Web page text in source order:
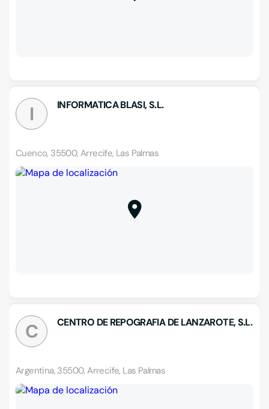
I INFORMATICA BLASI, S.L.
Cuenco, 35500, Arrecife, Las Palmas
C CENTRO DE REPOGRAFIA DE LANZAROTE, S.L.
Argentina, 35500, Arrecife, Las Palmas